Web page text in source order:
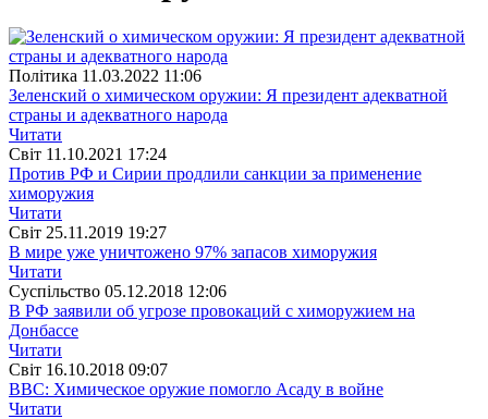
Полiтика 11.03.2022 11:06
Зеленский о химическом оружии: Я президент адекватной
страны и адекватного народа
Читати
Свiт 11.10.2021 17:24
Против РФ и Сирии продлили санкции за применение
химоружия
Читати
Свiт 25.11.2019 19:27
В мире уже уничтожено 97% запасов химоружия
Читати
Суспiльство 05.12.2018 12:06
В РФ заявили об угрозе провокаций с химоружием на
Донбассе
Читати
Свiт 16.10.2018 09:07
ВВС: Химическое оружие помогло Асаду в войне
Читати